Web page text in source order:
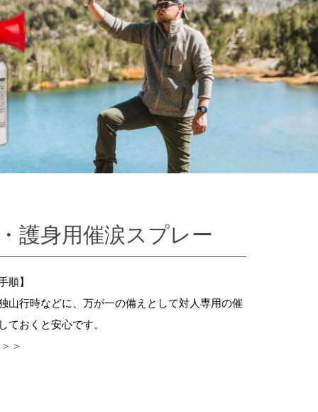
護身用催涙スプレー
順】
山行時などに、万が一の備えとして対人専用の催
ておくと安心です。
＞